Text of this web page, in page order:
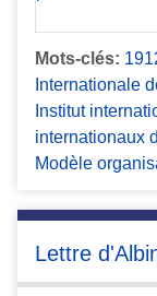
Mots-clés:
Internationale
Institut
internationaux
Modèle
Lettre